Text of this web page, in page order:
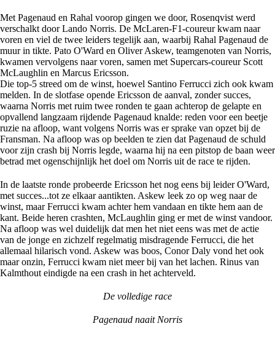
Met Pagenaud en Rahal voorop gingen we door, Rosenqvist werd
verschalkt door Lando Norris. De McLaren-F1-coureur kwam naar
voren en viel de twee leiders tegelijk aan, waarbij Rahal Pagenaud de
muur in tikte. Pato O'Ward en Oliver Askew, teamgenoten van Norris,
kwamen vervolgens naar voren, samen met Supercars-coureur Scott
McLaughlin en Marcus Ericsson.
Die top-5 streed om de winst, hoewel Santino Ferrucci zich ook kwam
melden. In de slotfase opende Ericsson de aanval, zonder succes,
waarna Norris met ruim twee ronden te gaan achterop de gelapte en
opvallend langzaam rijdende Pagenaud knalde: reden voor een beetje
ruzie na afloop, want volgens Norris was er sprake van opzet bij de
Fransman. Na afloop was op beelden te zien dat Pagenaud de schuld
voor zijn crash bij Norris legde, waarna hij na een pitstop de baan weer
betrad met ogenschijnlijk het doel om Norris uit de race te rijden.
In de laatste ronde probeerde Ericsson het nog eens bij leider O'Ward,
met succes...tot ze elkaar aantikten. Askew leek zo op weg naar de
winst, maar Ferrucci kwam achter hem vandaan en tikte hem aan de
kant. Beide heren crashten, McLaughlin ging er met de winst vandoor.
Na afloop was wel duidelijk dat men het niet eens was met de actie
van de jonge en zichzelf regelmatig misdragende Ferrucci, die het
allemaal hilarisch vond. Askew was boos, Conor Daly vond het ook
maar onzin, Ferrucci kwam niet meer bij van het lachen. Rinus van
Kalmthout eindigde na een crash in het achterveld.
De volledige race
Pagenaud naait Norris